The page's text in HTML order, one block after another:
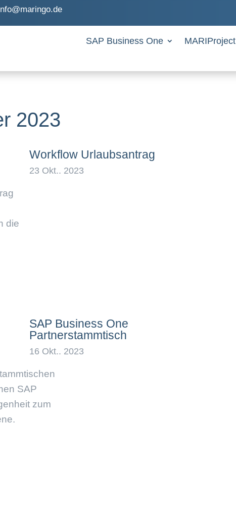
SAP Business One MARIProject
2023
Workflow Urlaubsantrag
die
SAP Business One
Partnerstammtisch
SAP
zum